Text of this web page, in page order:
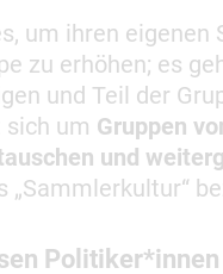
um ihren eigenen
zu erhöhen; es
und Teil der
sich um Gruppen
und
„Sammlerkultur“
Politiker*innen